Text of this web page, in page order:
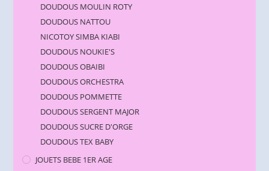
DOUDOUS MOULIN ROTY
DOUDOUS NATTOU
NICOTOY SIMBA KIABI
DOUDOUS NOUKIE'S
DOUDOUS OBAIBI
DOUDOUS ORCHESTRA
DOUDOUS POMMETTE
DOUDOUS SERGENT MAJOR
DOUDOUS SUCRE D'ORGE
DOUDOUS TEX BABY
JOUETS BEBE 1ER AGE